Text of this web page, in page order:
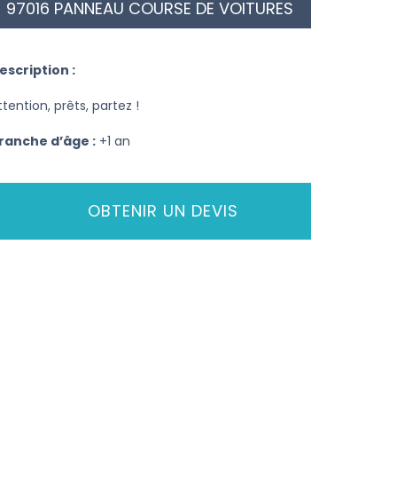
97016 PANNEAU COURSE DE VOITURES
:
prêts, partez !
d’âge :+1 an
OBTENIR UN DEVIS